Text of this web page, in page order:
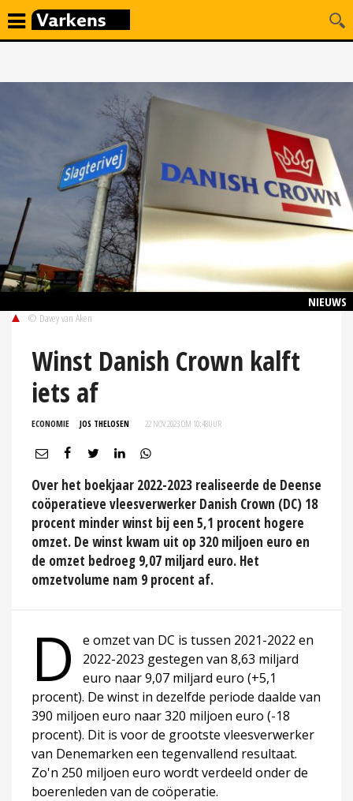
NIEUWS
© Davey van Aken
Winst Danish Crown kalft
iets af
ECONOMIE JOS THELOSEN 22 NOV 2023 OM 10:48UUR
Over het boekjaar 2022-2023 realiseerde de Deense
coöperatieve vleesverwerker Danish Crown (DC) 18
procent minder winst bij een 5,1 procent hogere
omzet. De winst kwam uit op 320 miljoen euro en
de omzet bedroeg 9,07 miljard euro. Het
omzetvolume nam 9 procent af.
D
e omzet van DC is tussen 2021-2022 en
2022-2023 gestegen van 8,63 miljard
euro naar 9,07 miljard euro (+5,1
procent). De winst in dezelfde periode daalde van
390 miljoen euro naar 320 miljoen euro (-18
procent). Dit is voor de grootste vleesverwerker
van Denemarken een tegenvallend resultaat.
Zo'n 250 miljoen euro wordt verdeeld onder de
boerenleden van de coöperatie.